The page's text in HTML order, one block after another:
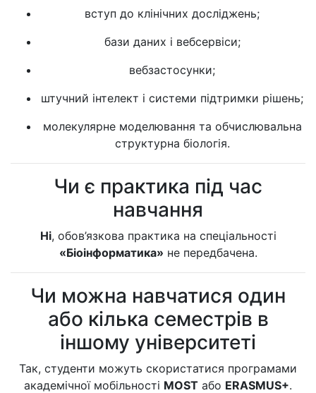
вступ до клінічних досліджень;
бази даних і вебсервіси;
вебзастосунки;
штучний інтелект і системи підтримки рішень;
молекулярне моделювання та обчислювальна
структурна біологія.
Чи є практика під час
навчання
Ні, обов’язкова практика на спеціальності
«Біоінформатика» не передбачена.
Чи можна навчатися один
або кілька семестрів в
іншому університеті
Так, студенти можуть скористатися програмами
академічної мобільності MOST або ERASMUS+.